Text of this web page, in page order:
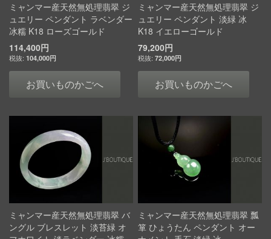
ミャンマー産天然無処理翡翠 ジ
ュエリー ペンダント ラベンダー
冰糯 K18 ローズゴールド
114,400円
104,000円
お買いものかごへ
ミャンマー産天然無処理翡翠 ジ
ュエリー ペンダント 淡緑 冰
K18 イエローゴールド
79,200円
72,000円
お買いものかごへ
ミャンマー産天然無処理翡翠 バ
ングル ブレスレット 淡苔緑 オ
ミャンマー産天然無処理翡翠 瓢
箪 ひょうたん ペンダント オー